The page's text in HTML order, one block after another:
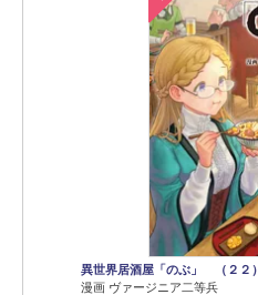
異世界居酒屋「のぶ」 （２２）
漫画 ヴァージニア二等兵